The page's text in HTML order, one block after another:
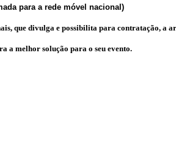
para a rede móvel nacional)
que divulga e possibilita para contratação, a
a melhor solução para o seu evento.